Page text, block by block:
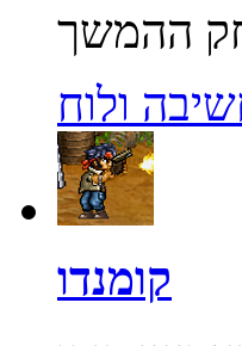
ולוח
קומנדו